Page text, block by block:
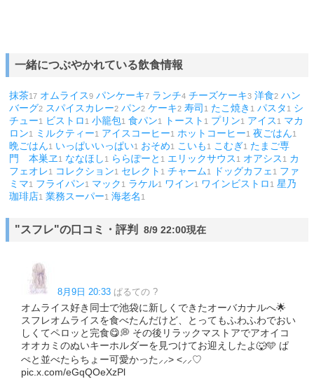
一緒につぶやかれている飲食情報
抹茶17 オムライス9 パンケーキ7 ランチ4 チーズケーキ3 洋食2 ハン
バーグ2 スパイスカレー2 パン2 ケーキ2 寿司 1 たこ焼き 1 パスタ 1
シ
チュー1 ビストロ 1 小籠包1 食パン1 トースト 1 プリン1 アイス 1
マカ
ロン1 ミルクティー1 アイスコーヒー1 ホットコーヒー1 夜ごはん1
晩ごはん1 いっぱいいっぱい1 おそめ1 こいも 1 こむぎ1
たまご専
門 本巣ヱ1 ななほし 1 ららぽーと 1 エリックサウス 1 オアシス 1
カ
フェオレ1 コレクション1 セレクト 1 チャーム1 ドッグカフェ 1
ファ
ミマ1 フライパン1 マック 1 ラケル1 ワイン1 ワインビストロ 1 星乃
珈琲店1 業務スーパー1 海老名 1
"スフレ"の口コミ・評判 8/9 22:00現在
8月9日 20:33 ぱるての ?
オムライス好き同士で池袋に新しくできたオーバカナルへ🌟
スフレオムライスを食べたんだけど、とってもふわふわでおい
しくてペロッと完食😋💭 その後リラックマストアでアオイコ
オオカミのぬいキーホルダーを見つけてお迎えしたよ🐺🩵 ぱ
ぺと並べたらちょー可愛かった⸝⸝> <⸝⸝♡
pic.x.com/eGqQOeXzPl